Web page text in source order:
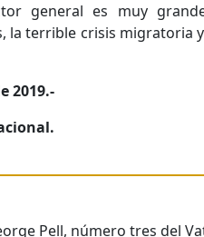
general es muy
la terrible crisis migratoria
2019.-